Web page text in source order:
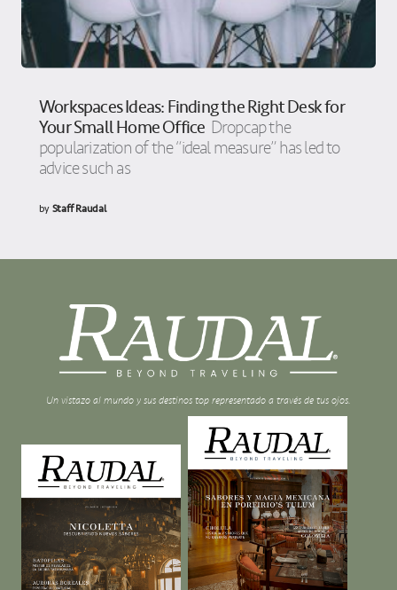
Workspaces Ideas: Finding the Right Desk for
Your Small Home Office Dropcap the
popularization of the “ideal measure” has led to
advice such as
byStaff Raudal
Un vistazo al mundo y sus destinos top representado a través de tus ojos.